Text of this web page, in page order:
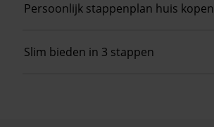
Persoonlijk stappenplan huis kopen
Slim bieden in 3 stappen